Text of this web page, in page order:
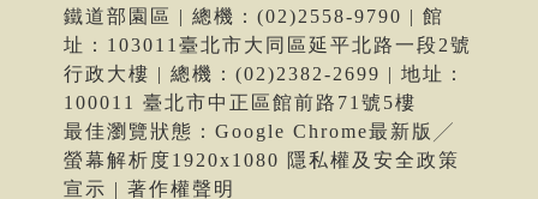
鐵道部園區 | 總機：(02)2558-9790 | 館
址：103011臺北市大同區延平北路一段2號
行政大樓 | 總機：(02)2382-2699 | 地址：
100011 臺北市中正區館前路71號5樓
最佳瀏覽狀態：Google Chrome最新版╱
螢幕解析度1920x1080 隱私權及安全政策
宣示 | 著作權聲明